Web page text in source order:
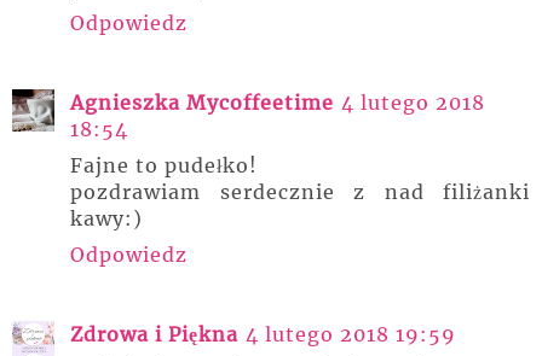
Odpowiedz
Agnieszka Mycoffeetime 4 lutego 2018
18:54
Fajne to pudełko!
pozdrawiam serdecznie z nad filiżanki
kawy:)
Odpowiedz
Zdrowa i Piękna 4 lutego 2018 19:59